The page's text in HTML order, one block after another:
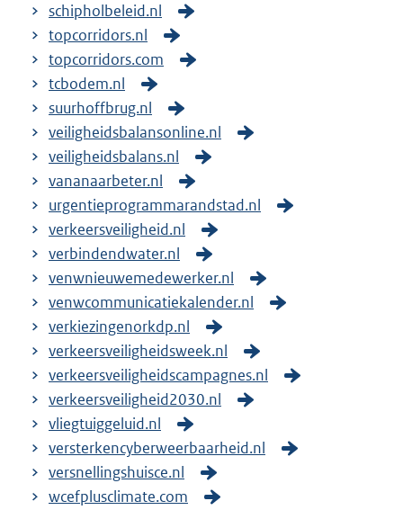
schipholbeleid.nl
topcorridors.nl
topcorridors.com
tcbodem.nl
suurhoffbrug.nl
veiligheidsbalansonline.nl
veiligheidsbalans.nl
vananaarbeter.nl
urgentieprogrammarandstad.nl
verkeersveiligheid.nl
verbindendwater.nl
venwnieuwemedewerker.nl
venwcommunicatiekalender.nl
verkiezingenorkdp.nl
verkeersveiligheidsweek.nl
verkeersveiligheidscampagnes.nl
verkeersveiligheid2030.nl
vliegtuiggeluid.nl
versterkencyberweerbaarheid.nl
versnellingshuisce.nl
wcefplusclimate.com